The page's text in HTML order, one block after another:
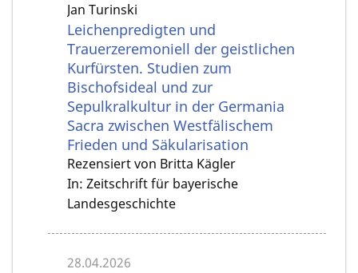
Jan Turinski
Leichenpredigten und
Trauerzeremoniell der geistlichen
Kurfürsten. Studien zum
Bischofsideal und zur
Sepulkralkultur in der Germania
Sacra zwischen Westfälischem
Frieden und Säkularisation
Rezensiert von Britta Kägler
In: Zeitschrift für bayerische
Landesgeschichte
28.04.2026